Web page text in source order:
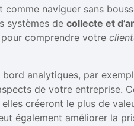
comme naviguer sans
systèmes de collecte et
comprendre votre
analytiques, par
de votre entreprise.
créeront le plus de
également améliorer la